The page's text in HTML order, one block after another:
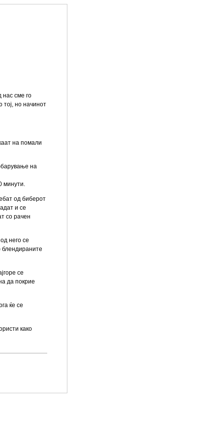
нас сме го
тој, но начинот
на помали
на
минути.
од биберот
и се
со рачен
него се
блендираните
се
да покрие
ќе се
како